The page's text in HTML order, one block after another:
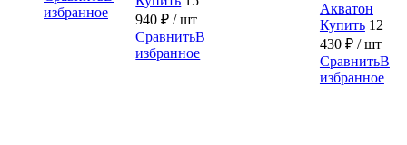
избранное
940₽ / шт
СравнитьВ
избранное
Акватон
Купить 12
430 ₽/ шт
СравнитьВ
избранное